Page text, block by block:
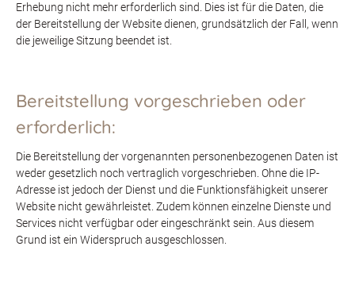
Erhebung nicht mehr erforderlich sind. Dies ist für die Daten, die
der Bereitstellung der Website dienen, grundsätzlich der Fall, wenn
die jeweilige Sitzung beendet ist.
Bereitstellung vorgeschrieben oder
erforderlich:
Die Bereitstellung der vorgenannten personenbezogenen Daten ist
weder gesetzlich noch vertraglich vorgeschrieben. Ohne die IP-
Adresse ist jedoch der Dienst und die Funktionsfähigkeit unserer
Website nicht gewährleistet. Zudem können einzelne Dienste und
Services nicht verfügbar oder eingeschränkt sein. Aus diesem
Grund ist ein Widerspruch ausgeschlossen.